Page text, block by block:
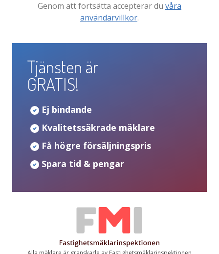
Genom att fortsätta accepterar du våra
användarvillkor.
Tjänsten är
GRATIS!
Ej bindande
Kvalitetssäkrade mäklare
Få högre försäljningspris
Spara tid & pengar